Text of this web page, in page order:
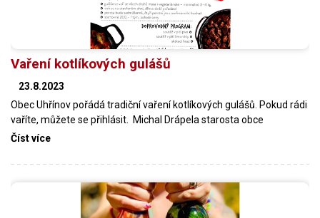
Vaření kotlíkových gulášů
23.8.2023
Obec Uhřínov pořádá tradiční vaření kotlíkových gulášů. Pokud rádi
vaříte, můžete se přihlásit. Michal Drápela starosta obce
Číst více